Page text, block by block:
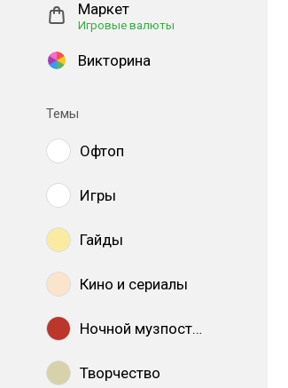
Маркет
Игровые валюты
Викторина
Темы
Офтоп
Игры
Гайды
Кино и сериалы
Ночной музпостинг
Творчество